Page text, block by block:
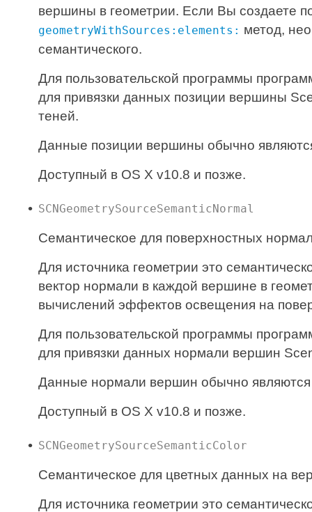
вершины в геометрии. Если Вы создаете
geometryWithSources:elements: метод,
семантического.
Для пользовательской программы
для привязки данных позиции вершины
теней.
Данные позиции вершины обычно
Доступный в OS X v10.8 и позже.
SCNGeometrySourceSemanticNormal
Семантическое для поверхностных
Для источника геометрии это
вектор нормали в каждой вершине в
вычислений эффектов освещения на
Для пользовательской программы
для привязки данных нормали вершин
Данные нормали вершин обычно
Доступный в OS X v10.8 и позже.
SCNGeometrySourceSemanticColor
Семантическое для цветных данных на
Для источника геометрии это